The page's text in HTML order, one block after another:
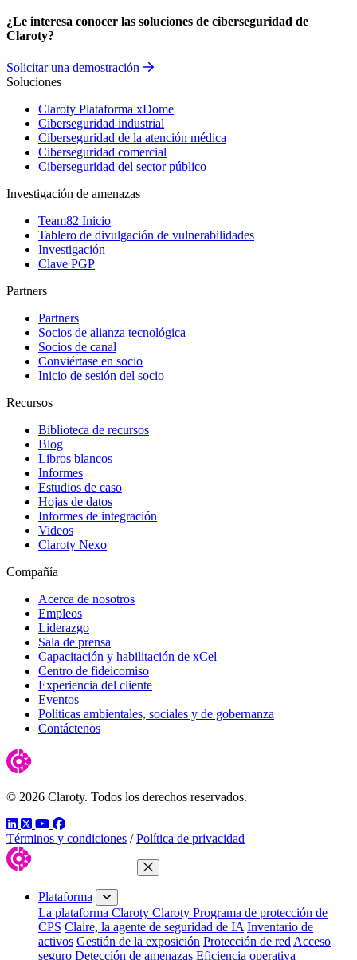
¿Le interesa conocer las soluciones de ciberseguridad de
Claroty?
Solicitar una demostración
Soluciones
Claroty Plataforma xDome
Ciberseguridad industrial
Ciberseguridad de la atención médica
Ciberseguridad comercial
Ciberseguridad del sector público
Investigación de amenazas
Team82 Inicio
Tablero de divulgación de vulnerabilidades
Investigación
Clave PGP
Partners
Partners
Socios de alianza tecnológica
Socios de canal
Conviértase en socio
Inicio de sesión del socio
Recursos
Biblioteca de recursos
Blog
Libros blancos
Informes
Estudios de caso
Hojas de datos
Informes de integración
Videos
Claroty Nexo
Compañía
Acerca de nosotros
Empleos
Liderazgo
Sala de prensa
Capacitación y habilitación de xCel
Centro de fideicomiso
Experiencia del cliente
Eventos
Políticas ambientales, sociales y de gobernanza
Contáctenos
© 2026 Claroty. Todos los derechos reservados.
LinkedIn
TwitterYouTube
Facebook
Términos y condiciones / Política de privacidad
Cerrar menú
Plataforma
La plataforma Claroty Claroty Programa de protección de
CPS Claire, la agente de seguridad de IA Inventario de
activos Gestión de la exposición Protección de red Acceso
seguro Detección de amenazas Eficiencia operativa